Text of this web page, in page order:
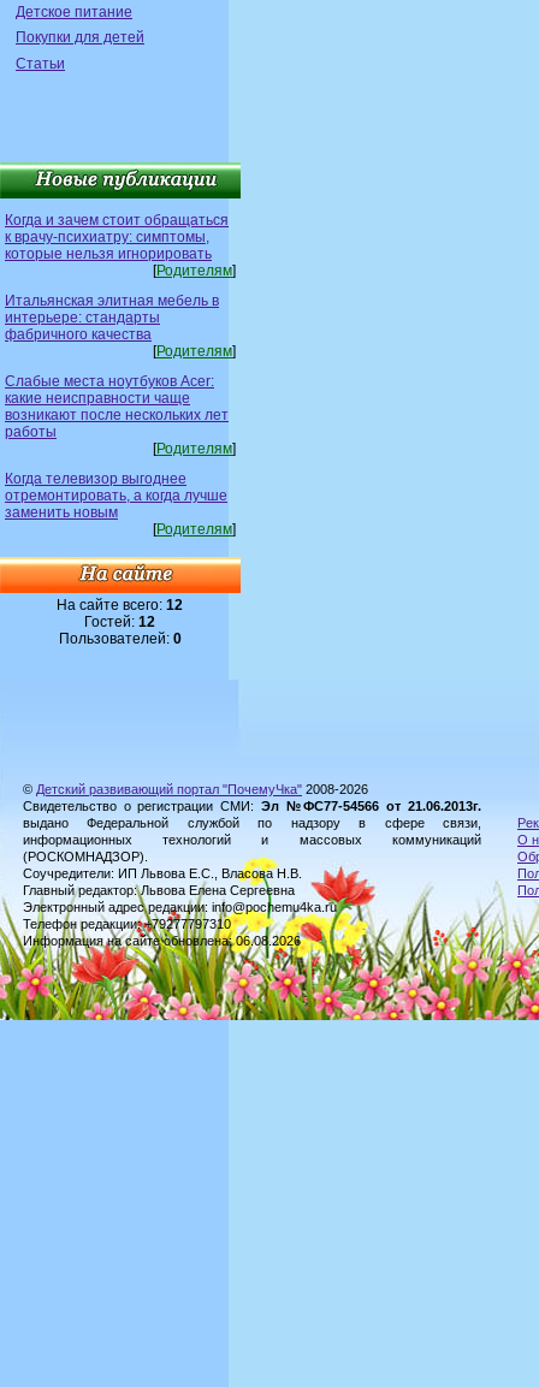
Детское питание
Покупки для детей
Статьи
Когда и зачем стоит обращаться
к врачу-психиатру: симптомы,
которые нельзя игнорировать
[Родителям]
Итальянская элитная мебель в
интерьере: стандарты
фабричного качества
[Родителям]
Слабые места ноутбуков Acer:
какие неисправности чаще
возникают после нескольких лет
работы
[Родителям]
Когда телевизор выгоднее
отремонтировать, а когда лучше
заменить новым
[Родителям]
На сайте всего:12
Гостей:12
Пользователей: 0
© Детский развивающий портал "ПочемуЧка" 2008-2026
Свидетельство о регистрации СМИ: Эл №ФС77-54566 от 21.06.2013г.
выдано Федеральной службой по надзору в сфере связи,
информационных технологий и массовых коммуникаций
(РОСКОМНАДЗОР).
Соучредители: ИП Львова Е.С., Власова Н.В.
Главный редактор: Львова Елена Сергеевна
Электронный адрес редакции: info@pochemu4ka.ru
Телефон редакции: +79277797310
Информация на сайте обновлена: 06.08.2026
О